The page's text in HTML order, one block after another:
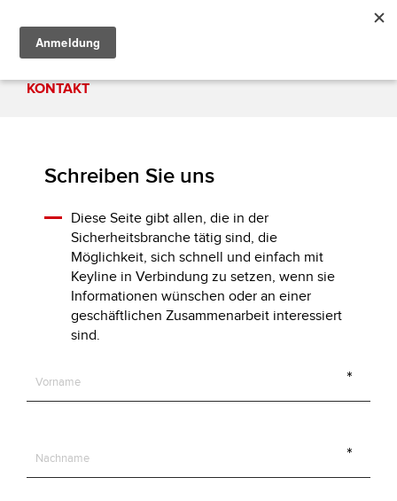
KONTAKT
Schreiben Sie uns
Diese Seite gibt allen, die in der
Sicherheitsbranche tätig sind, die
Möglichkeit, sich schnell und einfach mit
Keyline in Verbindung zu setzen, wenn sie
Informationen wünschen oder an einer
geschäftlichen Zusammenarbeit interessiert
sind.